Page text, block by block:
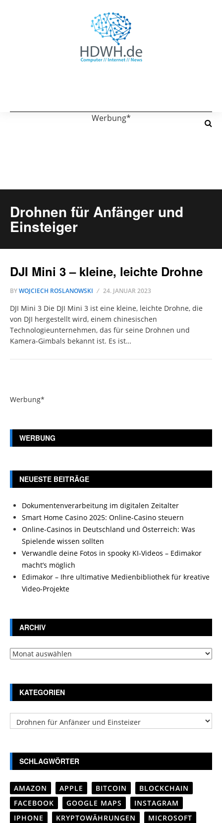
Werbung*
Drohnen für Anfänger und
Einsteiger
DJI Mini 3 – kleine, leichte Drohne
BYWOJCIECH ROSLANOWSKI 24. JANUAR 2023
DJI Mini 3 Die DJI Mini 3 ist eine kleine, leichte Drohne, die
von DJI hergestellt wird, einem chinesischen
Technologieunternehmen, das für seine Drohnen und
Kamera-Gimbals bekannt ist. Es ist…
Werbung*
WERBUNG
NEUESTE BEITRÄGE
Dokumentenverarbeitung im digitalen Zeitalter
Smart Home Casino 2025: Online-Casino steuern
Online-Casinos in Deutschland und Österreich: Was
Spielende wissen sollten
Verwandle deine Fotos in spooky KI-Videos – Edimakor
macht’s möglich
Edimakor – Ihre ultimative Medienbibliothek für kreative
Video-Projekte
ARCHIV
Archiv
KATEGORIEN
Kategorien
SCHLAGWÖRTER
AMAZON APPLE BITCOIN
BLOCKCHAIN
FACEBOOK
GOOGLE MAPS
INSTAGRAM
IPHONE
KRYPTOWÄHRUNGEN
MICROSOFT